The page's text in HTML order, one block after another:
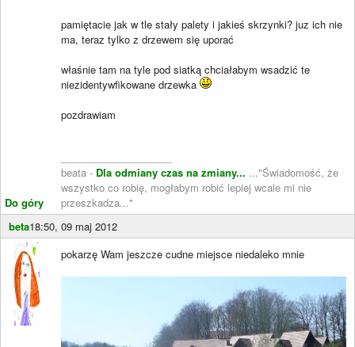
Do góry
pamiętacie jak w tle stały palety i jakieś skrzynki? juz ich nie
ma, teraz tylko z drzewem się uporać
właśnie tam na tyle pod siatką chciałabym wsadzić te
niezidentywfikowane drzewka
pozdrawiam
beata - Dla odmiany czas na zmiany... ..."Świadomość, że
wszystko co robię, mogłabym robić lepiej wcale mi nie
przeszkadza..."
beta18:50, 09 maj 2012
pokarzę Wam jeszcze cudne miejsce niedaleko mnie